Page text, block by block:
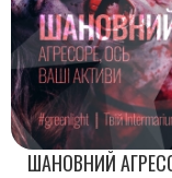
ШАНОВНИЙ